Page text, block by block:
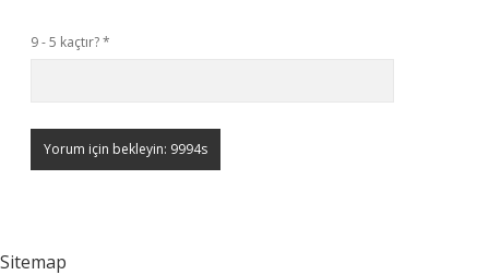
9 - 5 kaçtır?*
Sitemap